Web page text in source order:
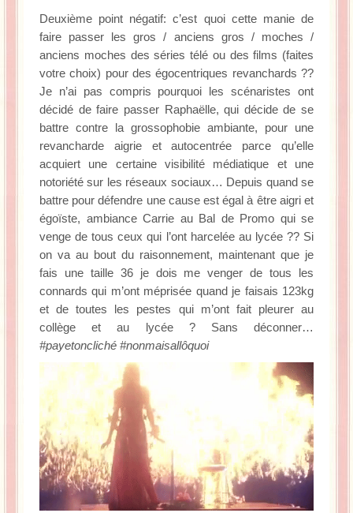
Deuxième point négatif: c’est quoi cette manie de
faire passer les gros / anciens gros / moches /
anciens moches des séries télé ou des films (faites
votre choix) pour des égocentriques revanchards ??
Je n’ai pas compris pourquoi les scénaristes ont
décidé de faire passer Raphaëlle, qui décide de se
battre contre la grossophobie ambiante, pour une
revancharde aigrie et autocentrée parce qu’elle
acquiert une certaine visibilité médiatique et une
notoriété sur les réseaux sociaux… Depuis quand se
battre pour défendre une cause est égal à être aigri et
égoïste, ambiance Carrie au Bal de Promo qui se
venge de tous ceux qui l’ont harcelée au lycée ?? Si
on va au bout du raisonnement, maintenant que je
fais une taille 36 je dois me venger de tous les
connards qui m’ont méprisée quand je faisais 123kg
et de toutes les pestes qui m’ont fait pleurer au
collège et au lycée ? Sans déconner…
#payetoncliché #nonmaisallôquoi